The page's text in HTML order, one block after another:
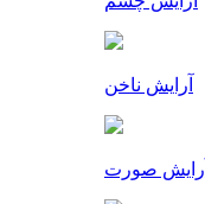
آرایش ناخن
آرایش صورت